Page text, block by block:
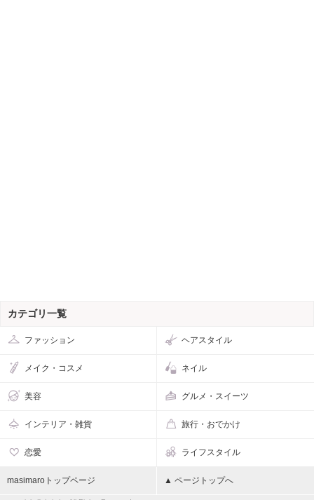
カテゴリ一覧
ファッション ヘアスタイル
メイク・コスメ ネイル
美容 グルメ・スイーツ
インテリア・雑貨 旅行・おでかけ
恋愛 ライフスタイル
masimaroトップページ ▲ ページトップへ